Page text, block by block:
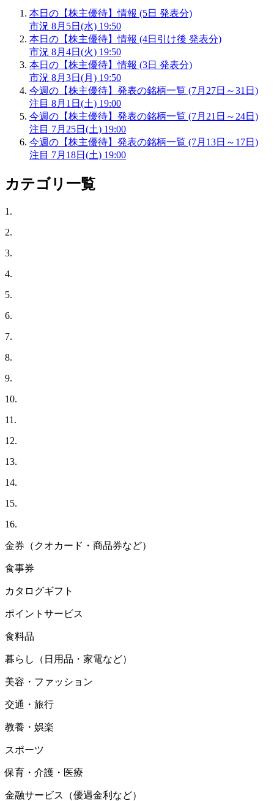
本日の【株主優待】情報 (5日 発表分)
市況 8月5日(水) 19:50
本日の【株主優待】情報 (4日引け後 発表分)
市況 8月4日(火) 19:50
本日の【株主優待】情報 (3日 発表分)
市況 8月3日(月) 19:50
今週の【株主優待】発表の銘柄一覧 (7月27日～31日)
注目 8月1日(土) 19:00
今週の【株主優待】発表の銘柄一覧 (7月21日～24日)
注目 7月25日(土) 19:00
今週の【株主優待】発表の銘柄一覧 (7月13日～17日)
注目 7月18日(土) 19:00
カテゴリ一覧
1.
2.
3.
4.
5.
6.
7.
8.
9.
10.
11.
12.
13.
14.
15.
16.
金券（クオカード・商品券など）
食事券
カタログギフト
ポイントサービス
食料品
暮らし（日用品・家電など）
美容・ファッション
交通・旅行
教養・娯楽
スポーツ
保育・介護・医療
金融サービス（優遇金利など）